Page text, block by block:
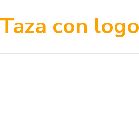
Taza con logo